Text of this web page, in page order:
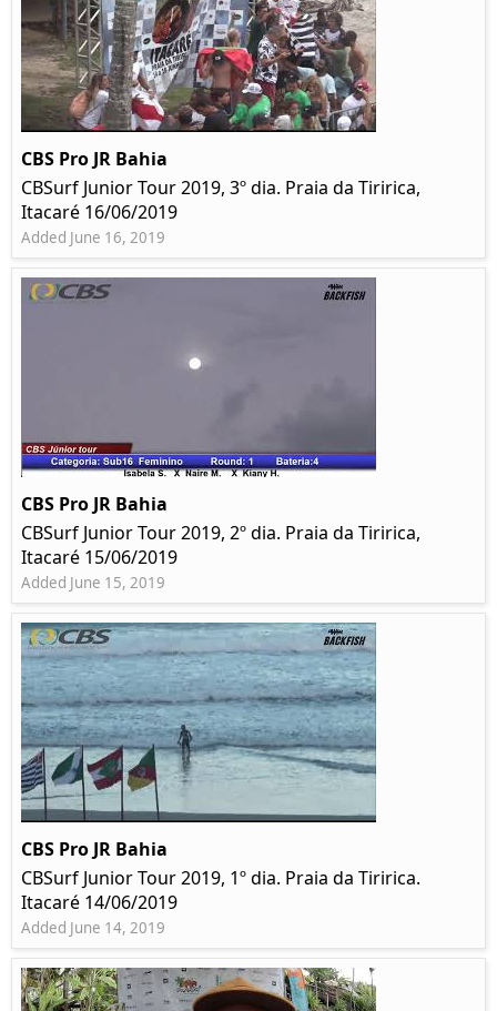
CBS Pro JR Bahia
CBSurf Junior Tour 2019, 3º dia. Praia da Tiririca,
Itacaré 16/06/2019
Added June 16, 2019
CBS Pro JR Bahia
CBSurf Junior Tour 2019, 2º dia. Praia da Tiririca,
Itacaré 15/06/2019
Added June 15, 2019
CBS Pro JR Bahia
CBSurf Junior Tour 2019, 1º dia. Praia da Tiririca.
Itacaré 14/06/2019
Added June 14, 2019